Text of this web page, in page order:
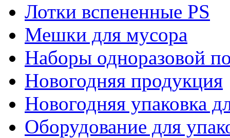
Лотки вспененные PS
Мешки для мусора
Наборы одноразовой
Новогодняя продукция
Новогодняя упаковка
Оборудование для